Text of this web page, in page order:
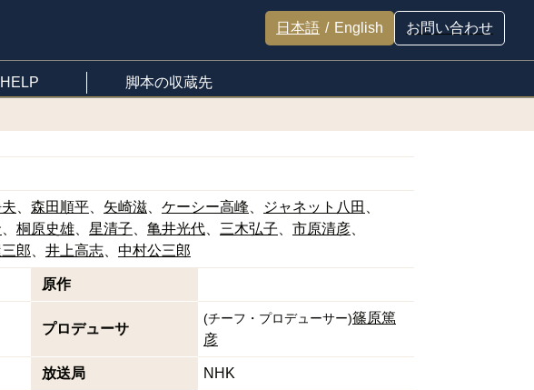
日本語 / English お問い合わせ
脚本の収蔵先
森田順平 矢崎滋 ケーシー高峰
ジャネット八田
桐原史雄 星清子 亀井光代 三木弘子
市原清彦
郎 井上高志 中村公三郎
原作
プロデューサ
(チーフ・プロデューサー)篠原篤
彦
放送局 NHK